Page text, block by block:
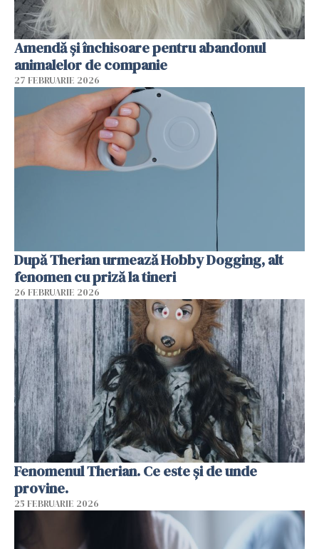
Amendă și închisoare pentru abandonul
animalelor de companie
27 FEBRUARIE 2026
După Therian urmează Hobby Dogging, alt
fenomen cu priză la tineri
26 FEBRUARIE 2026
Fenomenul Therian. Ce este și de unde
provine.
25 FEBRUARIE 2026